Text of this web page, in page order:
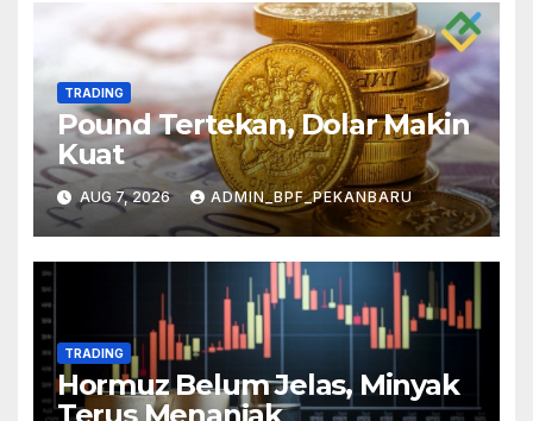
TRADING
Pound Tertekan, Dolar Makin
Kuat
AUG 7, 2026 ADMIN_BPF_PEKANBARU
TRADING
Hormuz Belum Jelas, Minyak
Terus Menanjak